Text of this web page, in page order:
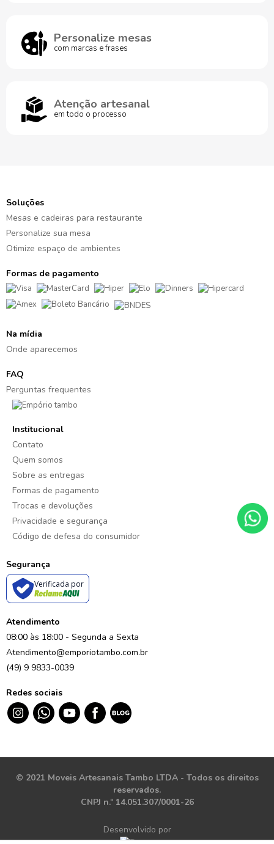
Personalize mesas
com marcas e frases
Atenção artesanal
em todo o processo
Soluções
Mesas e cadeiras para restaurante
Personalize sua mesa
Otimize espaço de ambientes
Formas de pagamento
Na mídia
Onde aparecemos
FAQ
Perguntas frequentes
Institucional
Contato
Quem somos
Sobre as entregas
Formas de pagamento
Trocas e devoluções
Privacidade e segurança
Código de defesa do consumidor
Segurança
Verificada por
Atendimento
08:00 às 18:00 - Segunda a Sexta
Atendimento@emporiotambo.com.br
(49) 9 9833-0039
Redes sociais
© 2021 Moveis Artesanais Tambo LTDA - Todos os direitos
reservados.
CNPJ n.º 14.051.307/0001-26
Desenvolvido por